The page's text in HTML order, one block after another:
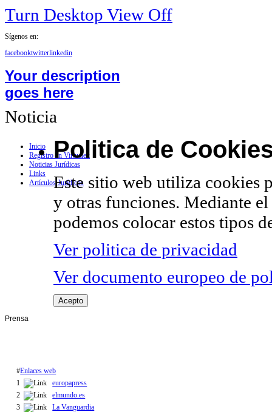
Turn Desktop View Off
Sígenos en:
facebooktwitterlinkedin
Your description
goes here
Inicio
Registro en Virtualex
Noticias Jurídicas
Links
Artículos Jurídicos
Noticia
Politica de
Este sitio web utiliza cookies
y otras funciones. Mediante
podemos colocar estos tipos
Ver politica de privacidad
Ver documento europeo de
Acepto
Prensa
#Enlaces web
1
europapress
2
elmundo.es
3
La Vanguardia